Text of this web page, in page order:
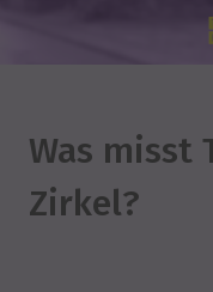
Was misst
Zirkel?